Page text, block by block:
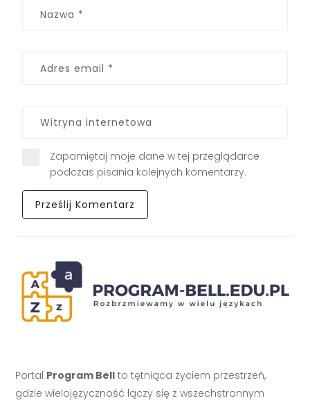
Zapamiętaj moje dane w tej przeglądarce
podczas pisania kolejnych komentarzy.
Portal Program Bell to tętniąca życiem przestrzeń,
gdzie wielojęzyczność łączy się z wszechstronnym